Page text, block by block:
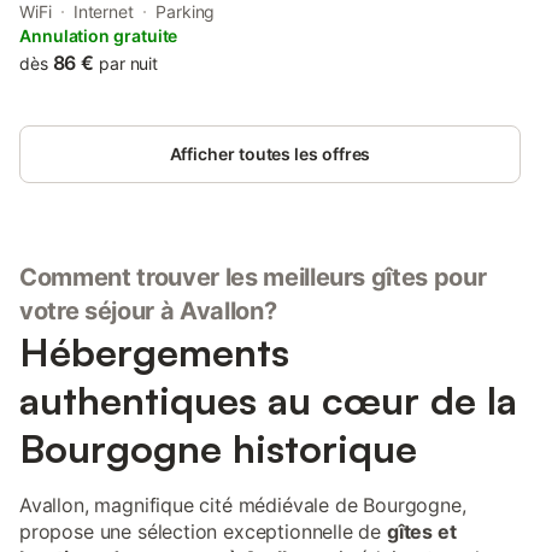
km from Pré Lamy Golf Course. The property has city views.
WiFi Internet
Parking
Annulation gratuite
dès 86 € par nuit
Afficher toutes les offres
Comment trouver les meilleurs gîtes pour
votre séjour à Avallon?
Hébergements
authentiques au cœur de la
Bourgogne historique
Avallon, magnifique cité médiévale de Bourgogne,
propose une sélection exceptionnelle de gîtes et